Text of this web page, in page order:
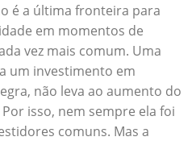
é a última fronteira para
em momentos de
vez mais comum. Uma
um investimento em
não leva ao aumento do
isso, nem sempre ela foi
comuns. Mas a